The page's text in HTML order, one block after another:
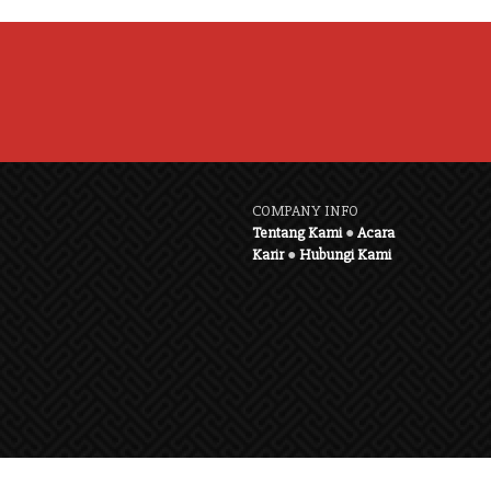
COMPANY INFO
Tentang Kami●Acara
Karir●Hubungi Kami